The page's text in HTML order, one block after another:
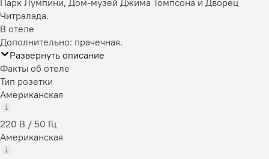
Читралада.
В отеле
Дополнительно: прачечная.
Развернуть описание
Факты об отеле
Тип розетки
Американская
220 В / 50 Гц
Американская